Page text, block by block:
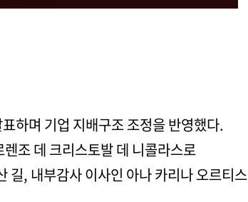
하며 기업 지배구조 조정을 반영했다.
조 데 크리스토발 데 니콜라스로
길, 내부감사 이사인 아나 카리나 오르티스